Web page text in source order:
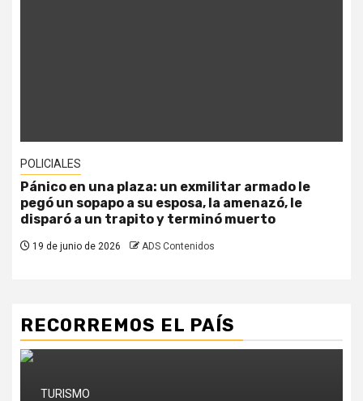
POLICIALES
Pánico en una plaza: un exmilitar armado le
pegó un sopapo a su esposa, la amenazó, le
disparó a un trapito y terminó muerto
19 de junio de 2026 ADS Contenidos
RECORREMOS EL PAÍS
TURISMO